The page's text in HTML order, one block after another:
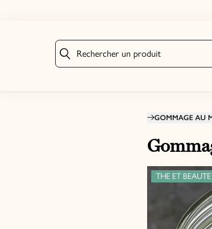
Rechercher un produit
GOMMAGE AU
THE ET BEAUTE